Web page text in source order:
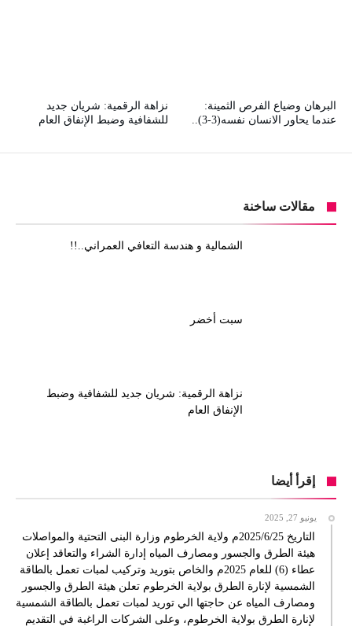
نزاهة الرقمية: شريان جديد
للشفافية وضبط الإنفاق العام
البرهان وضياع الفرص الثمينة:
عندما يحاور الانسان نفسه(3-3)..
مقالات ساخنة
الشمالية و هندسة التعافي العمراني..!!
سبت أخضر
نزاهة الرقمية: شريان جديد للشفافية وضبط
الإنفاق العام
إقرأ أيضا
يونيو 27, 2025
التاريخ 2025/6/25م ولاية الخرطوم وزارة البنى التحتية والمواصلات
هيئة الطرق والجسور ومصارف المياه إدارة الشراء والتعاقد إعلان
عطاء (6) للعام 2025م والخاص بتوريد وتركيب لمبات تعمل بالطاقة
الشمسية لإنارة الطرق بولاية الخرطوم تعلن هيئة الطرق والجسور
ومصارف المياه عن حاجتها الي توريد لمبات تعمل بالطاقة الشمسية
لإنارة الطرق بولاية الخرطوم، وعلى الشركات الراغبة في التقديم